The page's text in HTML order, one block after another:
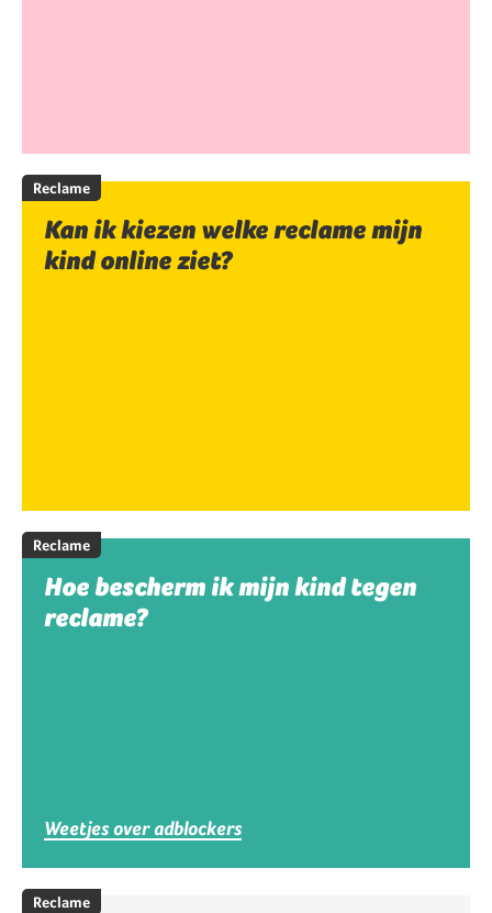
Reclame
Kan ik kiezen welke reclame mijn
kind online ziet?
Reclame
Hoe bescherm ik mijn kind tegen
reclame?
Weetjes over adblockers
Reclame